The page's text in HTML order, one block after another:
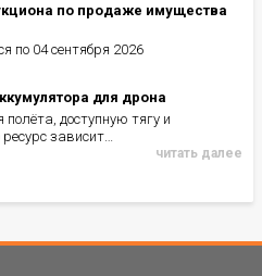
по продаже имущества
по 04 сентября 2026
для дрона
доступную тягу и
зависит…
читать далее